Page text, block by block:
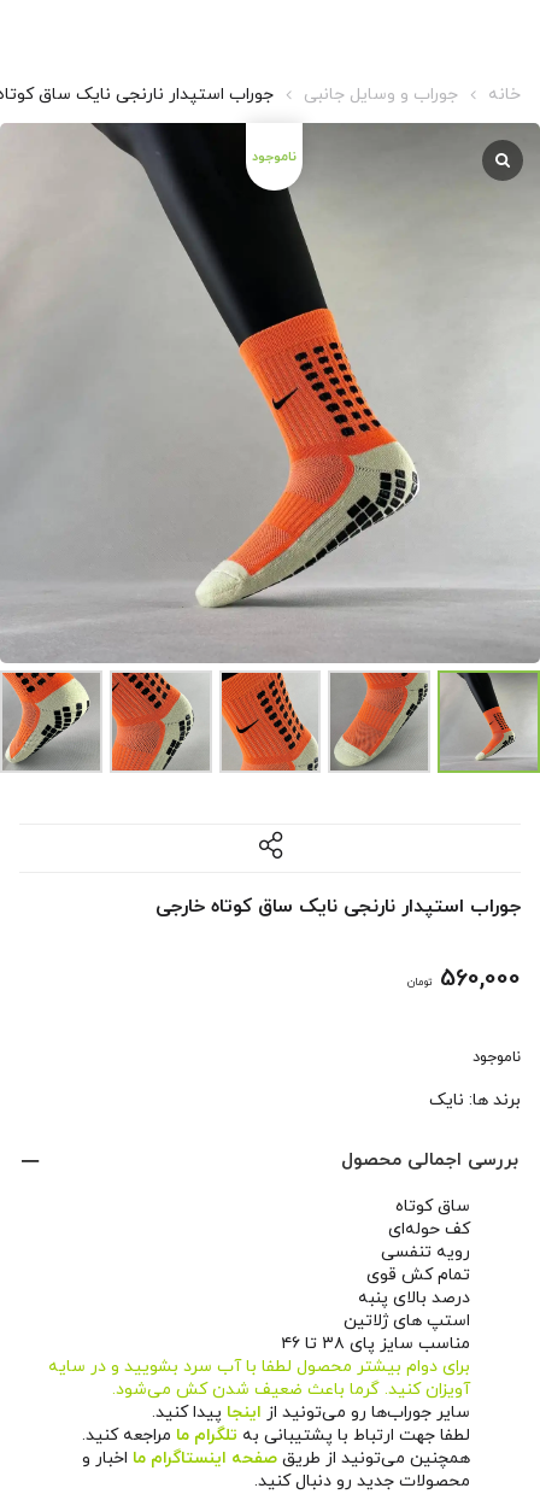
خانه جوراب و وسایل جانبی جوراب استپدار نارنجی نایک ساق
جوراب استپدار نارنجی نایک ساق کوتاه خارجی
560,000 تومان
ناموجود
برند ها: نایک
بررسی اجمالی محصول
ساق کوتاه
کف حوله‌ای
رویه تنفسی
تمام کش قوی
درصد بالای پنبه
استپ های ژلاتین
مناسب سایز پای ۳۸ تا ۴۶
برای دوام بیشتر محصول لطفا با آب سرد بشویید و در سایه
آویزان کنید. گرما باعث ضعیف شدن کش می‌شود.
سایر جوراب‌ها رو می‌تونید از اینجا پیدا کنید.
لطفا جهت ارتباط با پشتیبانی به تلگرام ما مراجعه کنید.
همچنین می‌تونید از طریق صفحه اینستاگرام ما اخبار و
محصولات جدید رو دنبال کنید.